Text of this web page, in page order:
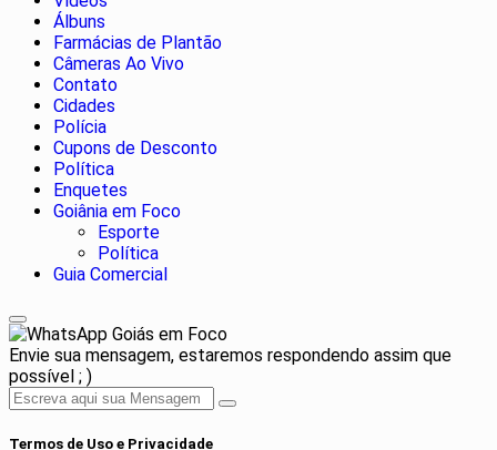
Álbuns
Farmácias de Plantão
Câmeras Ao Vivo
Contato
Cidades
Polícia
Cupons de Desconto
Política
Enquetes
Goiânia em Foco
Esporte
Política
Guia Comercial
Goiás em Foco
Envie sua mensagem, estaremos respondendo assim que
possível ; )
Termos de Uso e Privacidade